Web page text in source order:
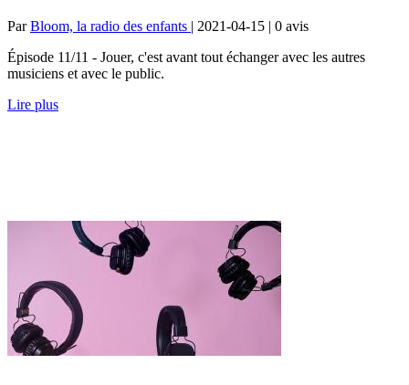
ParBloom, la radio des enfants | 2021-04-15 | 0 avis
Épisode 11/11 - Jouer, c'est avant tout échanger avec les autres
musiciens et avec le public.
Lire plus